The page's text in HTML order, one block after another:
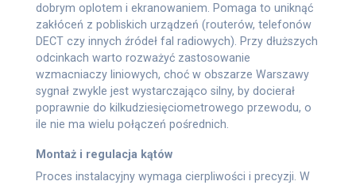
dobrym oplotem i ekranowaniem. Pomaga to uniknąć
zakłóceń z pobliskich urządzeń (routerów, telefonów
DECT czy innych źródeł fal radiowych). Przy dłuższych
odcinkach warto rozważyć zastosowanie
wzmacniaczy liniowych, choć w obszarze Warszawy
sygnał zwykle jest wystarczająco silny, by docierał
poprawnie do kilkudziesięciometrowego przewodu, o
ile nie ma wielu połączeń pośrednich.
Montaż i regulacja kątów
Proces instalacyjny wymaga cierpliwości i precyzji. W